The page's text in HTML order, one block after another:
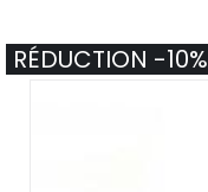
RÉDUCTION -10%